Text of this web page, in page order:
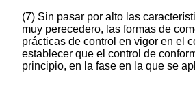
(7) Sin pasar por alto las
muy perecedero, las formas de
prácticas de control en vigor en el
establecer que el control de
principio, en la fase en la que se